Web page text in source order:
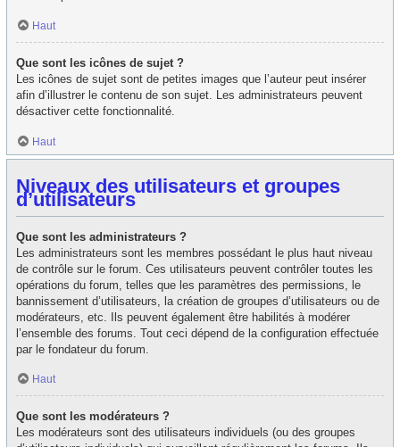
Haut
Que sont les icônes de sujet ?
Les icônes de sujet sont de petites images que l’auteur peut insérer
afin d’illustrer le contenu de son sujet. Les administrateurs peuvent
désactiver cette fonctionnalité.
Haut
Niveaux des utilisateurs et groupes
d’utilisateurs
Que sont les administrateurs ?
Les administrateurs sont les membres possédant le plus haut niveau
de contrôle sur le forum. Ces utilisateurs peuvent contrôler toutes les
opérations du forum, telles que les paramètres des permissions, le
bannissement d’utilisateurs, la création de groupes d’utilisateurs ou de
modérateurs, etc. Ils peuvent également être habilités à modérer
l’ensemble des forums. Tout ceci dépend de la configuration effectuée
par le fondateur du forum.
Haut
Que sont les modérateurs ?
Les modérateurs sont des utilisateurs individuels (ou des groupes